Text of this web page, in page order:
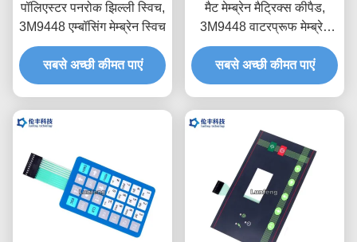
पॉलिएस्टर पनरोक झिल्ली स्विच,
3M9448 एम्बॉसिंग मेम्ब्रेन स्विच
सबसे अच्छी कीमत पाएं
मैट मेम्ब्रेन मैट्रिक्स कीपैड,
3M9448 वाटरप्रूफ मेम्ब्रेन
कीपैड
सबसे अच्छी कीमत पाएं